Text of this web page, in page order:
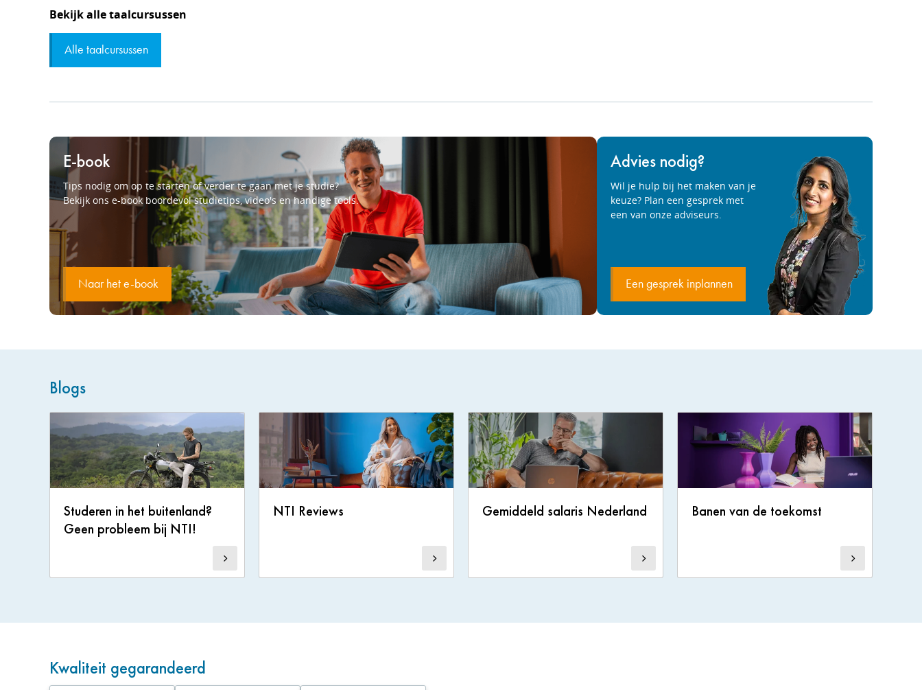
Bekijk alle taalcursussen
Alle taalcursussen
E-book
Tips nodig om op te starten of verder te gaan met je studie?
Bekijk ons e-book boordevol studietips, video's en handige tools.
Naar het e-book
Advies nodig?
Wil je hulp bij het maken van je
keuze? Plan een gesprek met
een van onze adviseurs.
Een gesprek inplannen
Blogs
Studeren in het buitenland?
Geen probleem bij NTI!
NTI Reviews Gemiddeld salaris Nederland Banen van de toekomst
Kwaliteit gegarandeerd